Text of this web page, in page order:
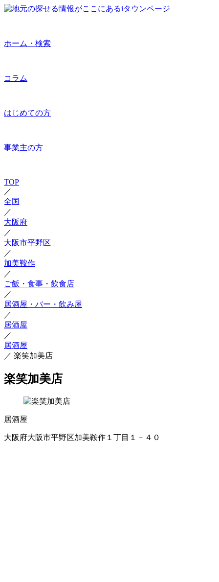
ホーム・検索
コラム
はじめての方
事業主の方
TOP
／
全国
／
大阪府
／
大阪市平野区
／
加美鞍作
／
ご飯・食事・飲食店
／
居酒屋・バー・飲み屋
／
居酒屋
／
居酒屋
／ 楽笑加美店
楽笑加美店
居酒屋
大阪府大阪市平野区加美鞍作１丁目１－４０